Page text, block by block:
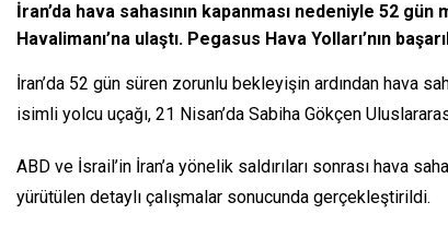
İran’da hava sahasının kapanması nedeniyle 52
Havalimanı’na ulaştı. Pegasus Hava Yolları’nın
İran’da 52 gün süren zorunlu bekleyişin ardından hava
isimli yolcu uçağı, 21 Nisan’da Sabiha Gökçen
ABD ve İsrail’in İran’a yönelik saldırıları sonrası hava
yürütülen detaylı çalışmalar sonucunda gerçekleştirildi.